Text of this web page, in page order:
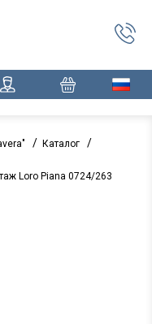
/ Каталог /
Loro Piana 0724/263